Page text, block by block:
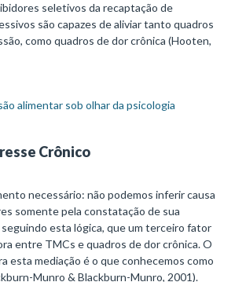
seletivos da recaptação de
são capazes de aliviar tanto quadros
como quadros de dor crônica (Hooten,
alimentar sob olhar da psicologia
Crônico
necessário: não podemos inferir causa
somente pela constatação de sua
seguindo esta lógica, que um terceiro fator
entre TMCs e quadros de dor crônica. O
esta mediação é o que conhecemos como
Munro & Blackburn-Munro, 2001).